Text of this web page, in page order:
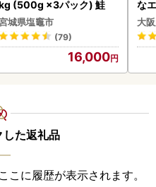
(500g ×3パック) 鮭
城県塩竈市
(79)
16,000
な
大
した返礼品
に履歴が表示されます。